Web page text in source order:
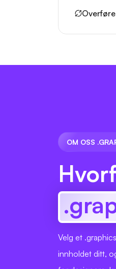
Overføre
OM OSS
Velg et
innholdet ditt,